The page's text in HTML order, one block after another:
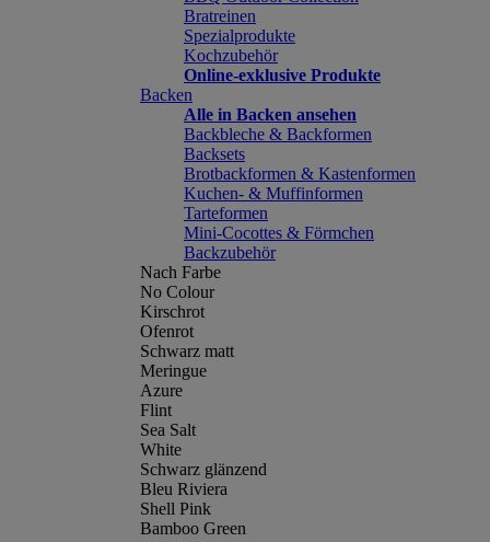
Bratreinen
Spezialprodukte
Kochzubehör
Online-exklusive Produkte
Backen
Alle in Backen ansehen
Backbleche & Backformen
Backsets
Brotbackformen & Kastenformen
Kuchen- & Muffinformen
Tarteformen
Mini-Cocottes & Förmchen
Backzubehör
Nach Farbe
No Colour
Kirschrot
Ofenrot
Schwarz matt
Meringue
Azure
Flint
Sea Salt
White
Schwarz glänzend
Bleu Riviera
Shell Pink
Bamboo Green